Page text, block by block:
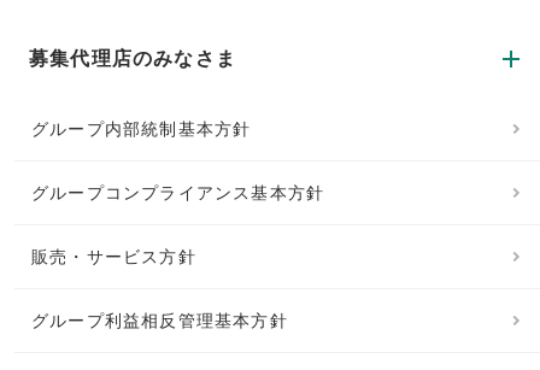
募集代理店のみなさま
グループ内部統制基本方針
グループコンプライアンス基本方針
販売・サービス方針
グループ利益相反管理基本方針